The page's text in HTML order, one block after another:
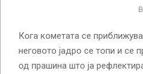
Кога кометата се
неговото јадро се топи и се
од прашина што ја